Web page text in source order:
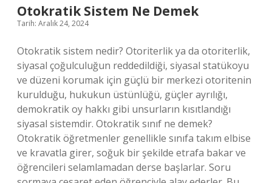
Otokratik Sistem Ne Demek
Tarih: Aralık 24, 2024
Otokratik sistem nedir? Otoriterlik ya da otoriterlik,
siyasal çoğulculuğun reddedildiği, siyasal statükoyu
ve düzeni korumak için güçlü bir merkezi otoritenin
kurulduğu, hukukun üstünlüğü, güçler ayrılığı,
demokratik oy hakkı gibi unsurların kısıtlandığı
siyasal sistemdir. Otokratik sınıf ne demek?
Otokratik öğretmenler genellikle sınıfa takım elbise
ve kravatla girer, soğuk bir şekilde etrafa bakar ve
öğrencileri selamlamadan derse başlarlar. Soru